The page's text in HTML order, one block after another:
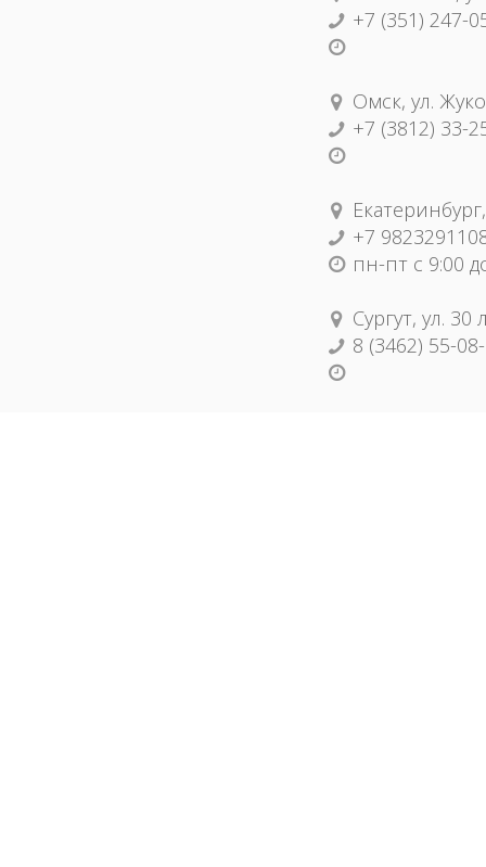
+7 (351) 247-
Омск, ул.
+7 (3812) 33-
+7
пн-пт с 9:00
Сургут, ул.
8 (3462) 55-